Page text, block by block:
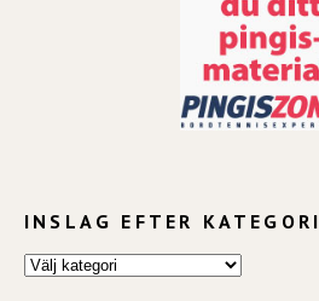
INSLAG EFTER KATEGORI